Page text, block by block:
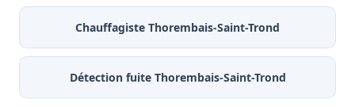
Chauffagiste Thorembais-Saint-Trond
Détection fuite Thorembais-Saint-Trond